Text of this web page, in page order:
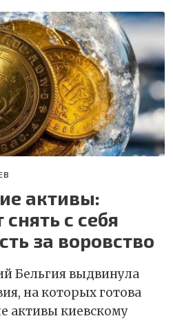
активы:
с себя
за воровство
Бельгия выдвинула
на которых готова
активы киевскому